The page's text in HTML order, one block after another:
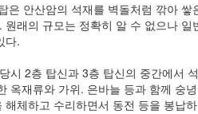
은 안산암의 석재를 벽돌처럼 깎아
래의 규모는 정확히 알 수 없으나
다.
시 2층 탑신과 3층 탑신의 중간에서
옥재류와 가위. 은바늘 등과 함께 숭
체하고 수리하면서 동전 등을 봉납